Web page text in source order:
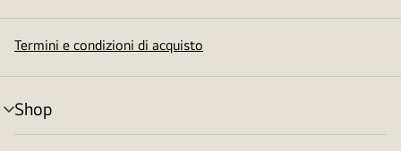
Termini e condizioni di acquisto
Shop
Attivazione
menu